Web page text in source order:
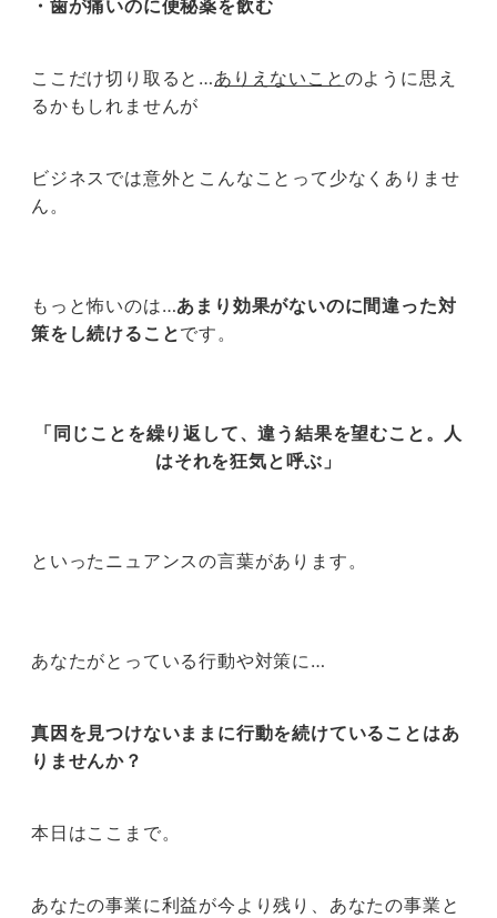
・歯が痛いのに便秘薬を飲む
ここだけ切り取ると…ありえないこと のように思え
るかもしれませんが
ビジネスでは意外とこんなことって少なくありませ
ん。
もっと怖いのは…あまり効果がないのに間違った対
策をし続けることです。
「同じことを繰り返して、違う結果を望むこと。人
はそれを狂気と呼ぶ」
といったニュアンスの言葉があります。
あなたがとっている行動や対策に…
真因を見つけないままに行動を続けていることはあ
りませんか？
本日はここまで。
あなたの事業に利益が今より残り、あなたの事業と